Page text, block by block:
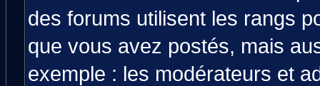
des forums utilisent les rangs
que vous avez postés, mais
exemple : les modérateurs et